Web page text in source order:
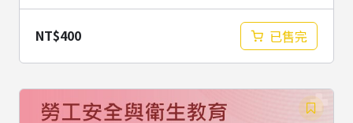
NT$400 已售完